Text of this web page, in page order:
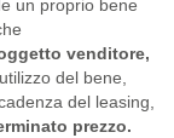
un proprio bene
venditore,
del bene,
del leasing,
prezzo.